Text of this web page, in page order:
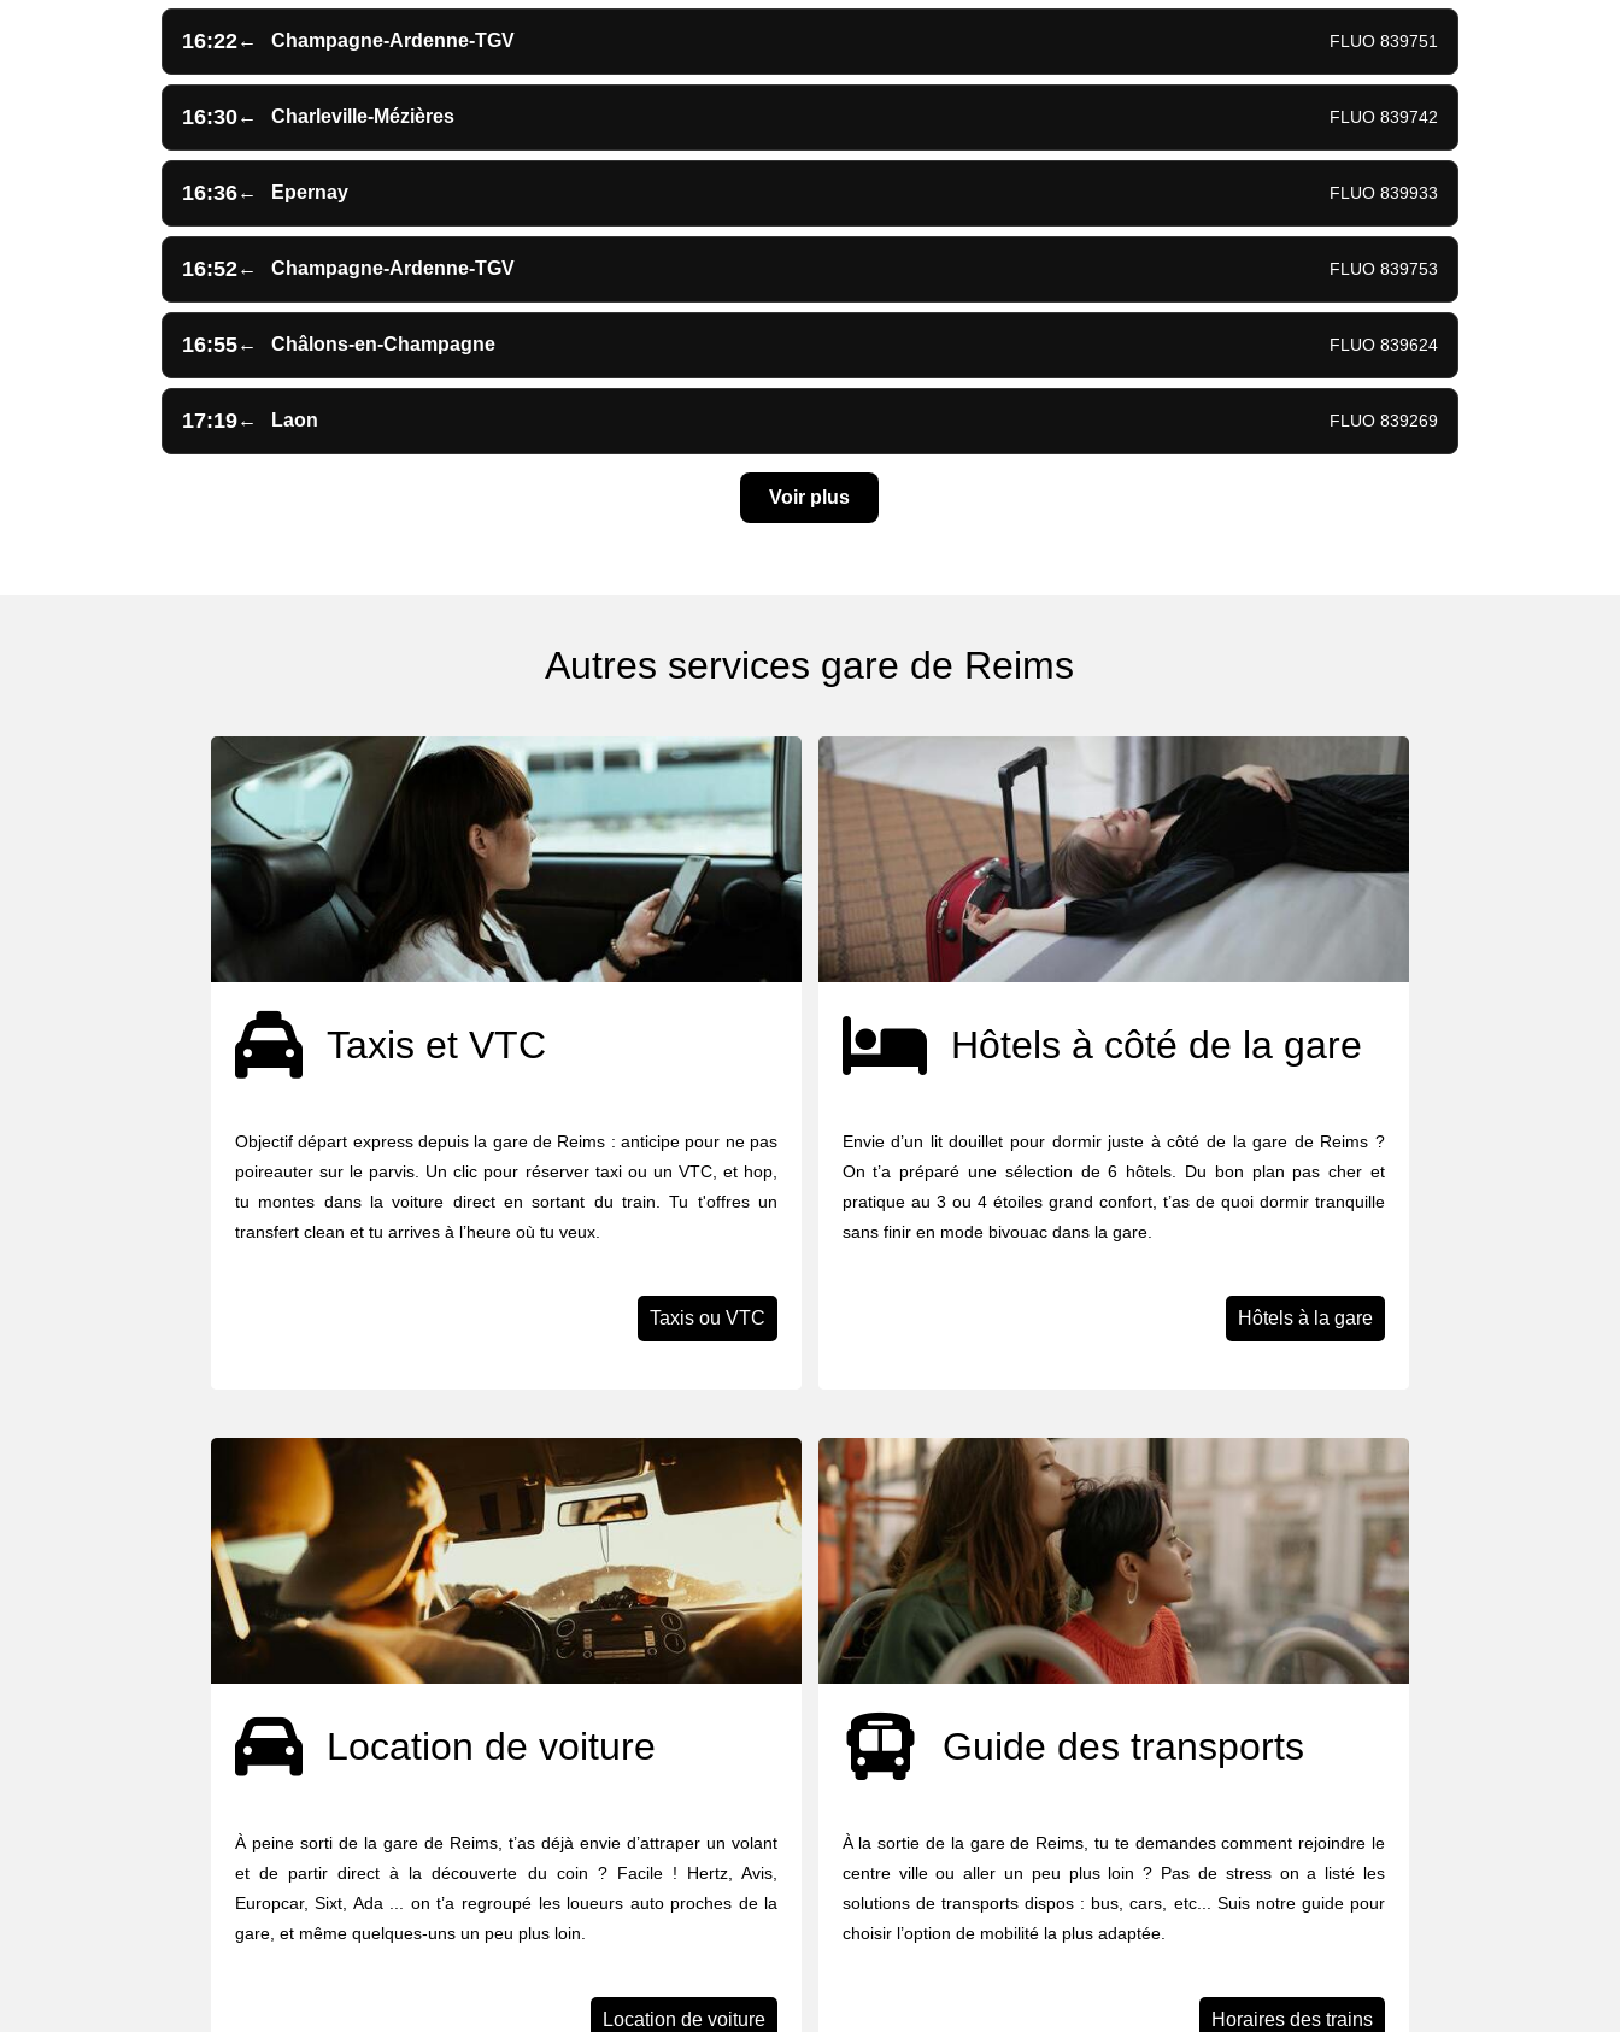
16:22← Champagne-Ardenne-TGV FLUO 839751
16:30← Charleville-Mézières FLUO 839742
16:36← Epernay FLUO 839933
16:52← Champagne-Ardenne-TGV FLUO 839753
16:55← Châlons-en-Champagne FLUO 839624
17:19← Laon FLUO 839269
Voir plus
Autres services gare de Reims
Taxis et VTC
Objectif départ express depuis la gare de Reims : anticipe pour ne pas
poireauter sur le parvis. Un clic pour réserver taxi ou un VTC, et hop,
tu montes dans la voiture direct en sortant du train. Tu t'offres un
transfert clean et tu arrives à l’heure où tu veux.
Taxis ou VTC
Hôtels à côté de la gare
Envie d’un lit douillet pour dormir juste à côté de la gare de Reims ?
On t’a préparé une sélection de 6 hôtels. Du bon plan pas cher et
pratique au 3 ou 4 étoiles grand confort, t’as de quoi dormir tranquille
sans finir en mode bivouac dans la gare.
Hôtels à la gare
Location de voiture
À peine sorti de la gare de Reims, t’as déjà envie d’attraper un volant
et de partir direct à la découverte du coin ? Facile ! Hertz, Avis,
Europcar, Sixt, Ada ... on t’a regroupé les loueurs auto proches de la
gare, et même quelques-uns un peu plus loin.
Location de voiture
Guide des transports
À la sortie de la gare de Reims, tu te demandes comment rejoindre le
centre ville ou aller un peu plus loin ? Pas de stress on a listé les
solutions de transports dispos : bus, cars, etc... Suis notre guide pour
choisir l’option de mobilité la plus adaptée.
Horaires des trains